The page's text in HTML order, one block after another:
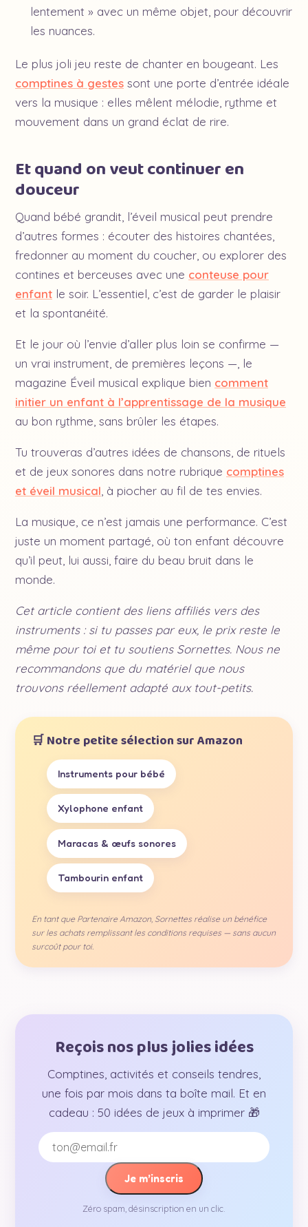
lentement » avec un même objet, pour découvrir
les nuances.
Le plus joli jeu reste de chanter en bougeant. Les
comptines à gestes sont une porte d’entrée idéale
vers la musique : elles mêlent mélodie, rythme et
mouvement dans un grand éclat de rire.
Et quand on veut continuer en
douceur
Quand bébé grandit, l’éveil musical peut prendre
d’autres formes : écouter des histoires chantées,
fredonner au moment du coucher, ou explorer des
contines et berceuses avec une conteuse pour
enfant le soir. L’essentiel, c’est de garder le plaisir
et la spontanéité.
Et le jour où l’envie d’aller plus loin se confirme —
un vrai instrument, de premières leçons —, le
magazine Éveil musical explique bien comment
initier un enfant à l’apprentissage de la musique
au bon rythme, sans brûler les étapes.
Tu trouveras d’autres idées de chansons, de rituels
et de jeux sonores dans notre rubrique comptines
et éveil musical , à piocher au fil de tes envies.
La musique, ce n’est jamais une performance. C’est
juste un moment partagé, où ton enfant découvre
qu’il peut, lui aussi, faire du beau bruit dans le
monde.
Cet article contient des liens affiliés vers des
instruments : si tu passes par eux, le prix reste le
même pour toi et tu soutiens Sornettes. Nous ne
recommandons que du matériel que nous
trouvons réellement adapté aux tout-petits.
🛒 Notre petite sélection sur Amazon
Instruments pour bébé
Xylophone enfant
Maracas & œufs sonores
Tambourin enfant
En tant que Partenaire Amazon, Sornettes réalise un bénéfice
sur les achats remplissant les conditions requises — sans aucun
surcoût pour toi.
Reçois nos plus jolies idées
Comptines, activités et conseils tendres,
une fois par mois dans ta boîte mail. Et en
cadeau : 50 idées de jeux à imprimer 🎁
Je m’inscris
Zéro spam, désinscription en un clic.